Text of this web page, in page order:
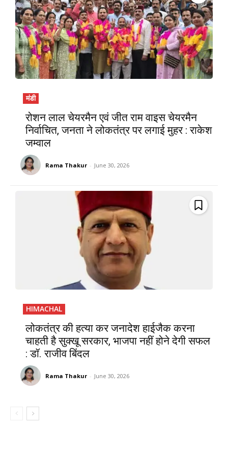
मंडी
रोशन लाल चेयरमैन एवं जीत राम वाइस चेयरमैन
निर्वाचित, जनता ने लोकतंत्र पर लगाई मुहर : राकेश
जम्वाल
Rama Thakur - June 30, 2026
HIMACHAL
लोकतंत्र की हत्या कर जनादेश हाईजैक करना
चाहती है सुक्खू सरकार, भाजपा नहीं होने देगी सफल
: डॉ. राजीव बिंदल
Rama Thakur - June 30, 2026